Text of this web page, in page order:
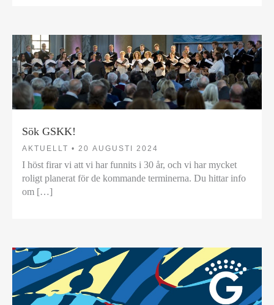
Sök GSKK!
AKTUELLT • 20 AUGUSTI 2024
I höst firar vi att vi har funnits i 30 år, och vi har mycket
roligt planerat för de kommande terminerna. Du hittar info
om […]